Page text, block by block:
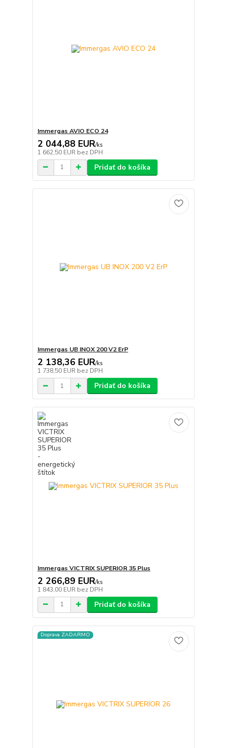
Immergas AVIO ECO 24
2 044,88 EUR/ks
1 662,50 EUR bez DPH
Pridať do košíka
Immergas UB INOX 200 V2 ErP
2 138,36 EUR/ks
1 738,50 EUR bez DPH
Pridať do košíka
Immergas VICTRIX SUPERIOR 35 Plus
2 266,89 EUR/ks
1 843,00 EUR bez DPH
Pridať do košíka
Doprava ZADARMO